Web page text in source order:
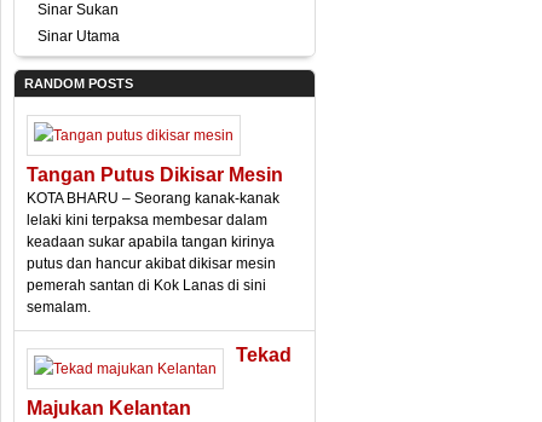
Sinar Sukan
Sinar Utama
RANDOM POSTS
Tangan Putus Dikisar Mesin
KOTA BHARU – Seorang kanak-kanak
lelaki kini terpaksa membesar dalam
keadaan sukar apabila tangan kirinya
putus dan hancur akibat dikisar mesin
pemerah santan di Kok Lanas di sini
semalam.
Tekad
Majukan Kelantan